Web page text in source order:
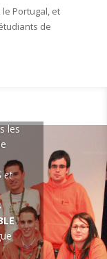
le Portugal, et
de
les
et